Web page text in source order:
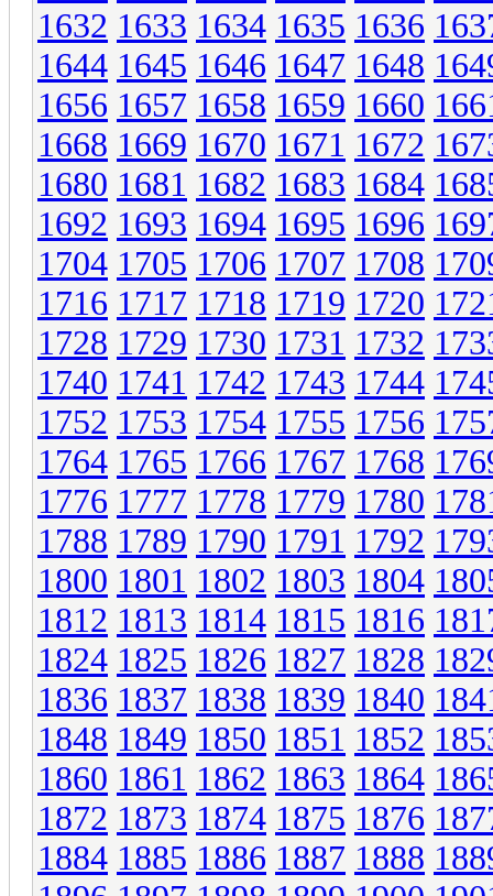
1632 1633 1634 1635 1636
1644 1645 1646 1647 1648
1656 1657 1658 1659 1660
1668 1669 1670 1671 1672
1680 1681 1682 1683 1684
1692 1693 1694 1695 1696
1704 1705 1706 1707 1708
1716 1717 1718 1719 1720
1728 1729 1730 1731 1732
1740 1741 1742 1743 1744
1752 1753 1754 1755 1756
1764 1765 1766 1767 1768
1776 1777 1778 1779 1780
1788 1789 1790 1791 1792
1800 1801 1802 1803 1804
1812 1813 1814 1815 1816
1824 1825 1826 1827 1828
1836 1837 1838 1839 1840
1848 1849 1850 1851 1852
1860 1861 1862 1863 1864
1872 1873 1874 1875 1876
1884 1885 1886 1887 1888